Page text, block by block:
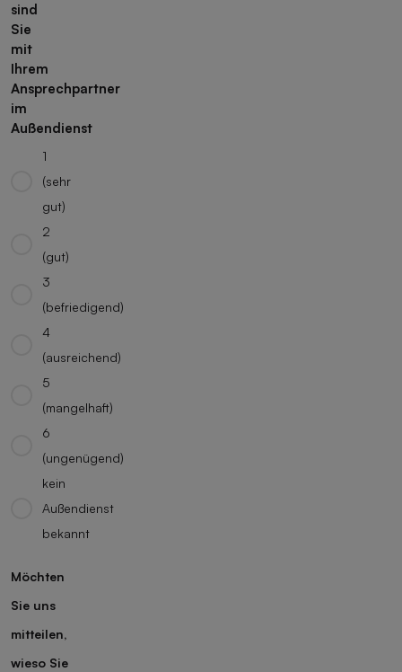
sind
Sie
mit
Ihrem
Ansprechpartner
im
Außendienst
1
(sehr
gut)
2
(gut)
3
(befriedigend)
4
(ausreichend)
5
(mangelhaft)
6
(ungenügend)
kein
Außendienst
bekannt
Möchten
Sie uns
mitteilen,
wieso Sie